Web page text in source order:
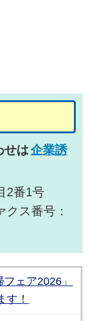
せは企業誘
2番1号
ス番号：
ェア2026」
す！